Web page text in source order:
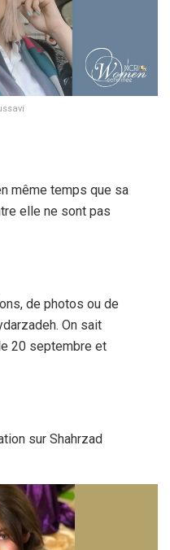
même temps que sa
elle ne sont pas
de photos ou de
On sait
20 septembre et
sur Shahrzad